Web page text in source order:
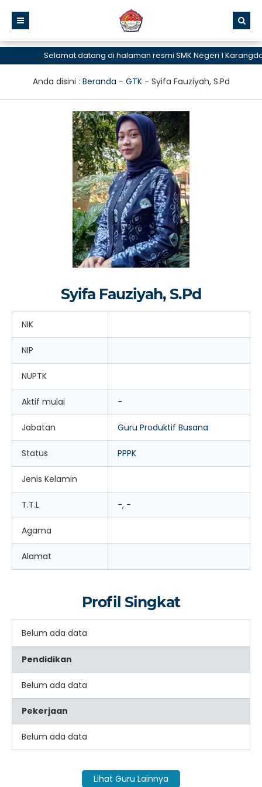
Selamat datang di halaman resmi SMK Negeri 1
Anda disini : Beranda - GTK- Syifa Fauziyah, S.Pd
Syifa Fauziyah, S.Pd
NIK
NIP
NUPTK
Aktif mulai -
Jabatan Guru Produktif Busana
Status PPPK
Jenis Kelamin
T.T.L -, -
Agama
Alamat
Profil Singkat
Belum ada data
Pendidikan
Belum ada data
Pekerjaan
Belum ada data
Lihat Guru Lainnya